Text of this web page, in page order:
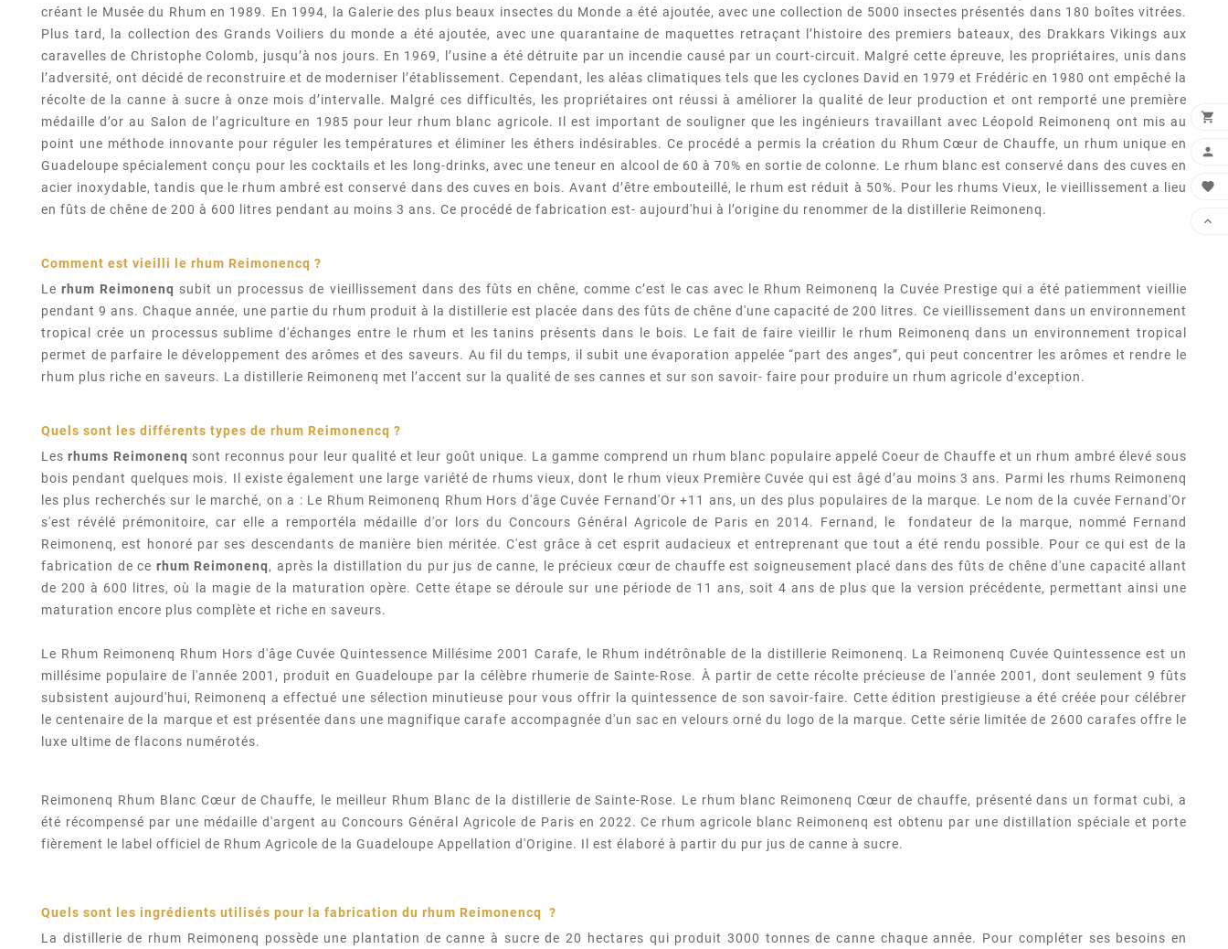
créant le Musée du Rhum en 1989. En 1994, la Galerie des plus beaux insectes du Monde a été ajoutée, avec une collection de 5000 insectes présentés dans 180 boîtes vitrées.
Plus tard, la collection des Grands Voiliers du monde a été ajoutée, avec une quarantaine de maquettes retraçant l’histoire des premiers bateaux, des Drakkars Vikings aux
caravelles de Christophe Colomb, jusqu’à nos jours. En 1969, l’usine a été détruite par un incendie causé par un court-circuit. Malgré cette épreuve, les propriétaires, unis dans
l’adversité, ont décidé de reconstruire et de moderniser l’établissement. Cependant, les aléas climatiques tels que les cyclones David en 1979 et Frédéric en 1980 ont empêché la
récolte de la canne à sucre à onze mois d’intervalle. Malgré ces difficultés, les propriétaires ont réussi à améliorer la qualité de leur production et ont remporté une première
médaille d’or au Salon de l’agriculture en 1985 pour leur rhum blanc agricole. Il est important de souligner que les ingénieurs travaillant avec Léopold Reimonenq ont mis au
point une méthode innovante pour réguler les températures et éliminer les éthers indésirables. Ce procédé a permis la création du Rhum Cœur de Chauffe, un rhum unique en
Guadeloupe spécialement conçu pour les cocktails et les long-drinks, avec une teneur en alcool de 60 à 70% en sortie de colonne. Le rhum blanc est conservé dans des cuves en
acier inoxydable, tandis que le rhum ambré est conservé dans des cuves en bois. Avant d’être embouteillé, le rhum est réduit à 50%. Pour les rhums Vieux, le vieillissement a lieu
en fûts de chêne de 200 à 600 litres pendant au moins 3 ans. Ce procédé de fabrication est- aujourd'hui à l’origine du renommer de la distillerie Reimonenq.
Comment est vieilli le rhum Reimonencq ?
Lerhum Reimonenq subit un processus de vieillissement dans des fûts en chêne, comme c’est le cas avec le Rhum Reimonenq la Cuvée Prestige qui a été patiemment vieillie
pendant 9 ans. Chaque année, une partie du rhum produit à la distillerie est placée dans des fûts de chêne d'une capacité de 200 litres. Ce vieillissement dans un environnement
tropical crée un processus sublime d'échanges entre le rhum et les tanins présents dans le bois. Le fait de faire vieillir le rhum Reimonenq dans un environnement tropical
permet de parfaire le développement des arômes et des saveurs. Au fil du temps, il subit une évaporation appelée “part des anges”, qui peut concentrer les arômes et rendre le
rhum plus riche en saveurs. La distillerie Reimonenq met l’accent sur la qualité de ses cannes et sur son savoir- faire pour produire un rhum agricole d’exception.
Quels sont les différents types de rhum Reimonencq ?
Lesrhums Reimonenq sont reconnus pour leur qualité et leur goût unique. La gamme comprend un rhum blanc populaire appelé Coeur de Chauffe et un rhum ambré élevé sous
bois pendant quelques mois. Il existe également une large variété de rhums vieux, dont le rhum vieux Première Cuvée qui est âgé d’au moins 3 ans. Parmi les rhums Reimonenq
les plus recherchés sur le marché, on a : Le Rhum Reimonenq Rhum Hors d'âge Cuvée Fernand'Or +11 ans, un des plus populaires de la marque. Le nom de la cuvée Fernand'Or
s'est révélé prémonitoire, car elle a remportéla médaille d'or lors du Concours Général Agricole de Paris en 2014. Fernand, le fondateur de la marque, nommé Fernand
Reimonenq, est honoré par ses descendants de manière bien méritée. C'est grâce à cet esprit audacieux et entreprenant que tout a été rendu possible. Pour ce qui est de la
fabrication de ce rhum Reimonenq, après la distillation du pur jus de canne, le précieux cœur de chauffe est soigneusement placé dans des fûts de chêne d'une capacité allant
de 200 à 600 litres, où la magie de la maturation opère. Cette étape se déroule sur une période de 11 ans, soit 4 ans de plus que la version précédente, permettant ainsi une
maturation encore plus complète et riche en saveurs.
Le Rhum Reimonenq Rhum Hors d'âge Cuvée Quintessence Millésime 2001 Carafe, le Rhum indétrônable de la distillerie Reimonenq. La Reimonenq Cuvée Quintessence est un
millésime populaire de l'année 2001, produit en Guadeloupe par la célèbre rhumerie de Sainte-Rose. À partir de cette récolte précieuse de l'année 2001, dont seulement 9 fûts
subsistent aujourd'hui, Reimonenq a effectué une sélection minutieuse pour vous offrir la quintessence de son savoir-faire. Cette édition prestigieuse a été créée pour célébrer
le centenaire de la marque et est présentée dans une magnifique carafe accompagnée d'un sac en velours orné du logo de la marque. Cette série limitée de 2600 carafes offre le
luxe ultime de flacons numérotés.
Reimonenq Rhum Blanc Cœur de Chauffe, le meilleur Rhum Blanc de la distillerie de Sainte-Rose. Le rhum blanc Reimonenq Cœur de chauffe, présenté dans un format cubi, a
été récompensé par une médaille d'argent au Concours Général Agricole de Paris en 2022. Ce rhum agricole blanc Reimonenq est obtenu par une distillation spéciale et porte
fièrement le label officiel de Rhum Agricole de la Guadeloupe Appellation d'Origine. Il est élaboré à partir du pur jus de canne à sucre.
Quels sont les ingrédients utilisés pour la fabrication du rhum Reimonencq
?
La distillerie de rhum Reimonenq possède une plantation de canne à sucre de 20 hectares qui produit 3000 tonnes de canne chaque année. Pour compléter ses besoins en



